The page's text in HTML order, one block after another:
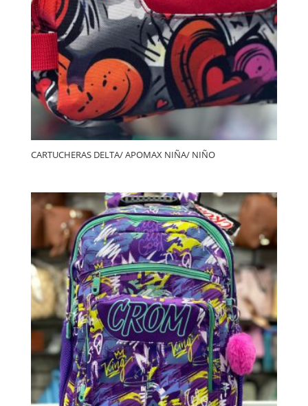
CARTUCHERAS DELTA/ APOMAX NIÑA/ NIÑO